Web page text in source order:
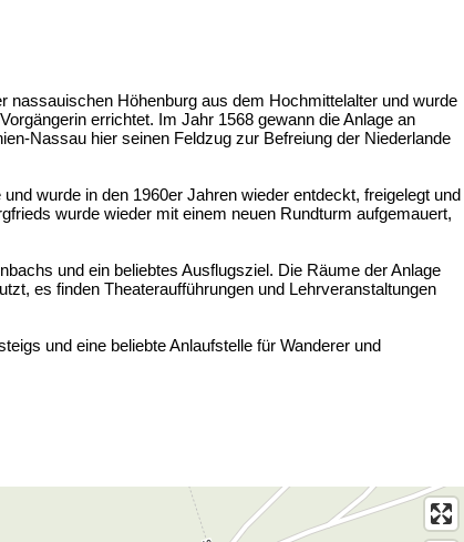
nassauischen Höhenburg aus dem Hochmittelalter und wurde
errichtet. Im Jahr 1568 gewann die Anlage an
Nassau hier seinen Feldzug zur Befreiung der Niederlande
wurde in den 1960er Jahren wieder entdeckt, freigelegt und
wurde wieder mit einem neuen Rundturm aufgemauert,
und ein beliebtes Ausflugsziel. Die Räume der Anlage
es finden Theateraufführungen und Lehrveranstaltungen
und eine beliebte Anlaufstelle für Wanderer und